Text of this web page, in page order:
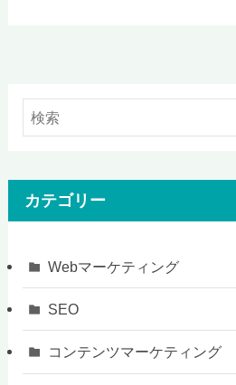
カテゴリー
Webマーケティング
SEO
コンテンツマーケティング